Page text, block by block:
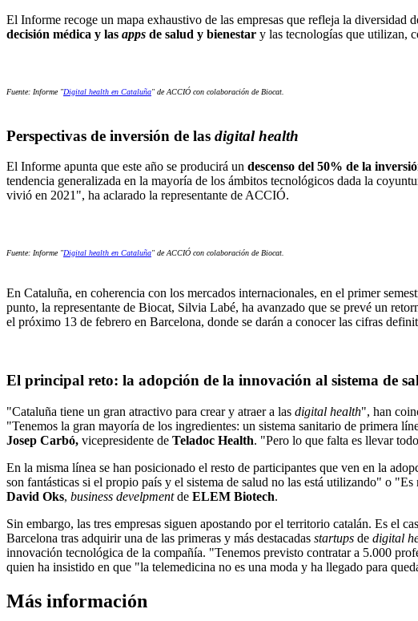
El Informe recoge un mapa exhaustivo de las empresas que refleja la diversidad
decisión médica y las apps de salud y bienestar y las tecnologías que utilizan,
Fuente: Informe "Digital health en Cataluña" de ACCIÓ con colaboración de Biocat.
Perspectivas de inversión de las digital health
El Informe apunta que este año se producirá un descenso del 50% de la
tendencia generalizada en la mayoría de los ámbitos tecnológicos dada la
vivió en 2021", ha aclarado la representante de ACCIÓ.
Fuente: Informe "Digital health en Cataluña" de ACCIÓ con colaboración de Biocat.
En Cataluña, en coherencia con los mercados internacionales, en el primer
punto, la representante de Biocat, Silvia Labé, ha avanzado que se prevé un
el próximo 13 de febrero en Barcelona, donde se darán a conocer las cifras
El principal reto: la adopción de la innovación al sistema de
"Cataluña tiene un gran atractivo para crear y atraer a las digital health", han
"Tenemos la gran mayoría de los ingredientes: un sistema sanitario de primera
Josep Carbó, vicepresidente de Teladoc Health. "Pero lo que falta es llevar
En la misma línea se han posicionado el resto de participantes que ven en la
son fantásticas si el propio país y el sistema de salud no las está utilizando" o
David Oks, business develpmentde ELEM Biotech.
Sin embargo, las tres empresas siguen apostando por el territorio catalán. Es el
Barcelona tras adquirir una de las primeras y más destacadas startups de digital
innovación tecnológica de la compañía. "Tenemos previsto contratar a 5.000
quien ha insistido en que "la telemedicina no es una moda y ha llegado para
Más información